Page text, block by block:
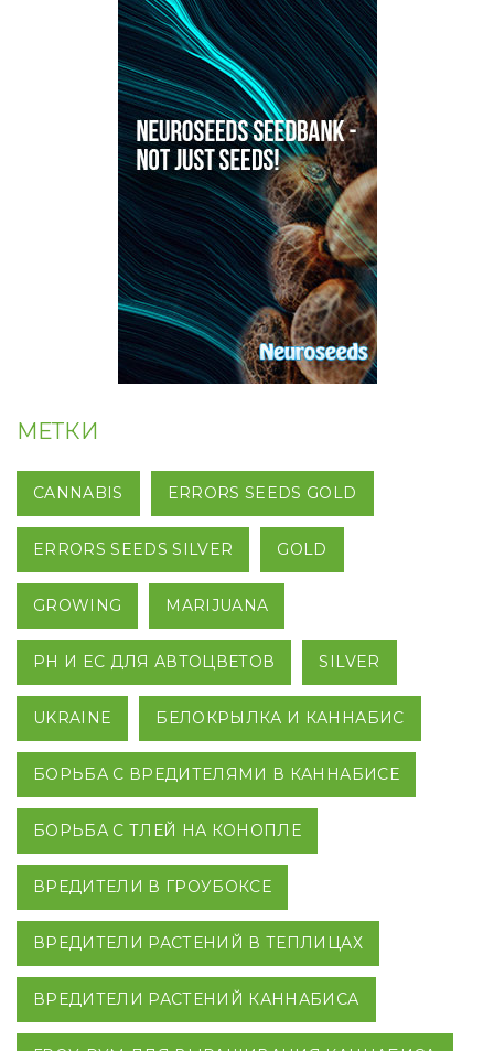
МЕТКИ
CANNABIS ERRORS SEEDS GOLD
ERRORS SEEDS SILVER GOLD
GROWING MARIJUANA
PH И EC ДЛЯ АВТОЦВЕТОВ SILVER
UKRAINE БЕЛОКРЫЛКА И КАННАБИС
БОРЬБА С ВРЕДИТЕЛЯМИ В КАННАБИСЕ
БОРЬБА С ТЛЕЙ НА КОНОПЛЕ
ВРЕДИТЕЛИ В ГРОУБОКСЕ
ВРЕДИТЕЛИ РАСТЕНИЙ В ТЕПЛИЦАХ
ВРЕДИТЕЛИ РАСТЕНИЙ КАННАБИСА